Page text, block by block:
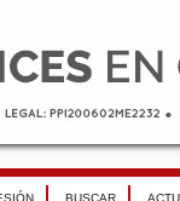
BUSCAR